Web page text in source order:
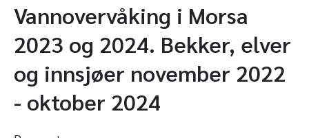
Vannovervåking i Morsa
2023 og 2024. Bekker, elver
og innsjøer november 2022
- oktober 2024